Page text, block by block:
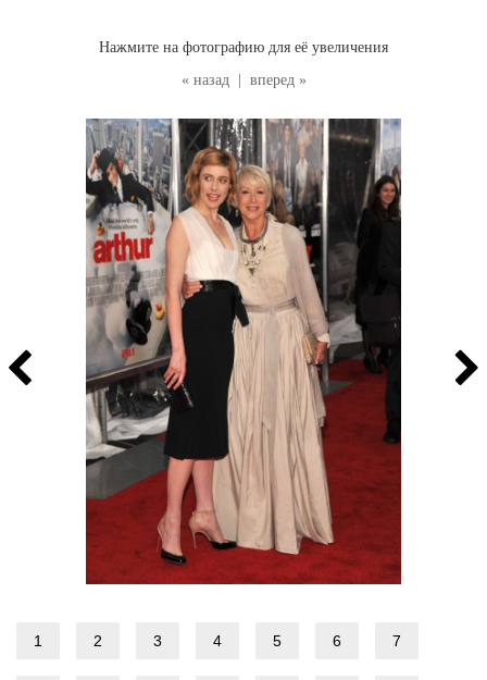
« назад вперед »
Нажмите на фотографию для её увеличения
1 2 3 4 5 6 7